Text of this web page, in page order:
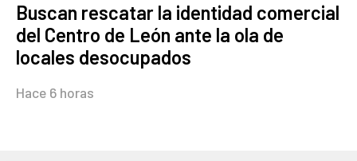
Buscan rescatar la identidad comercial
del Centro de León ante la ola de
locales desocupados
Hace 6 horas